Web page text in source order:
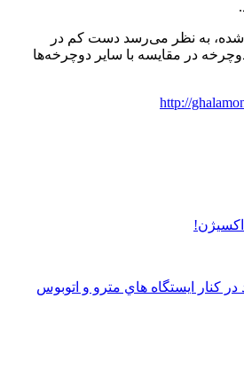
شده، به نظر می‌رسد دست کم در
در مقایسه با سایر دوچرخه‌ها
http://
کنار ايستگاه هاي مترو و اتوبوس